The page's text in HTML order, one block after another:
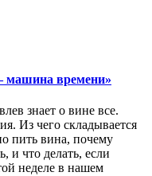
машина времени»
знает о вине все.
Из чего складывается
пить вина, почему
и что делать, если
неделе в нашем